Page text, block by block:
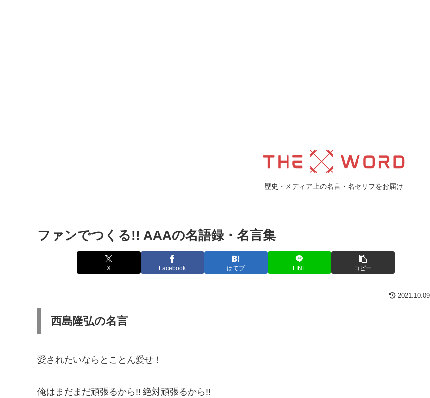
歴史・メディア上の名言・名セリフをお届け
ファンでつくる!! AAAの名語録・名言集
X Facebook はてブ LINE コピー
2021.10.09
西島隆弘の名言
愛されたいならとことん愛せ！
俺はまだまだ頑張るから!! 絶対頑張るから!!